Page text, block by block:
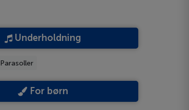
Underholdning
Parasoller
For børn